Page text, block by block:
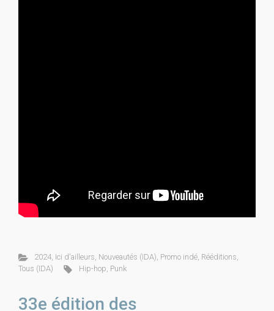
2024, Ici d'ailleurs, Nouveautés (IDA), Promo indé, Rééditions,
Tous (IDA)
Hip-hop, Punk
33e édition des